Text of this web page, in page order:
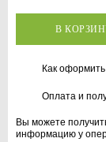
В
Как оформить
Оплата и
Вы можете
информацию у